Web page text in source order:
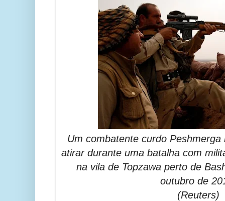
Um combatente curdo
atirar durante uma batalha com
na vila de Topzawa perto de
outubro de
(Reuters)